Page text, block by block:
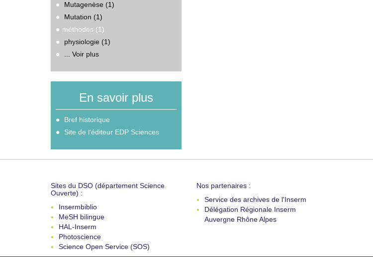
Mutagenèse (1)
Mutation (1)
méthodes (1)
physiologie (1)
... Voir plus
En savoir plus
Bref historique
Site de l'éditeur EDP Sciences
Sites du DSO (département Science
Ouverte) :
Insermbiblio
MeSH bilingue
HAL-Inserm
Photoscience
Science Open Service (SOS)
Nos partenaires :
Service des archives de l'Inserm
Délégation Régionale Inserm
Auvergne Rhône Alpes